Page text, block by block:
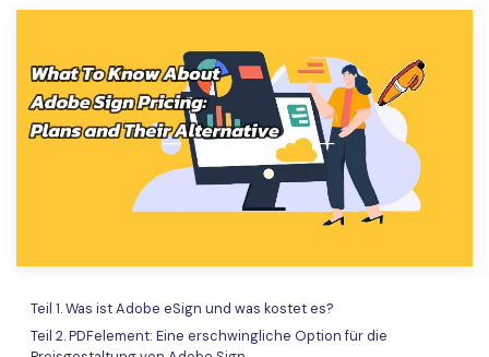
Regierung
Veröffentlichung
Kostenlose PDF-Vorlagen
Bearbeiten, Drucken und Anpassen von kostenlosen Vorlagen.
PDF-Wissen
PDF-bezogene Informationen, die Sie benötigen.
Download-Zentrum
Laden Sie die leistungsstärksten und einfachsten PDF-Tools
Teil 1. Was ist Adobe eSign und was kostet es?
Teil 2. PDFelement: Eine erschwingliche Option für die